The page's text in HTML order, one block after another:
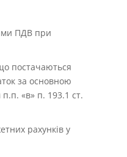
ПДВ при
постачаються
за основною
«в» п. 193.1 ст.
рахунків у